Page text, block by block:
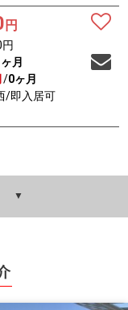
円
月
/0ヶ月
/即入居可